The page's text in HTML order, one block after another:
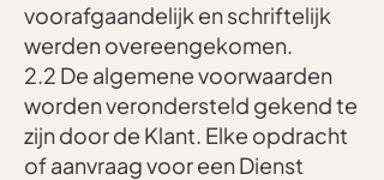
voorafgaandelijk en schriftelijk
werden overeengekomen.
2.2 De algemene voorwaarden
worden verondersteld gekend te
zijn door de Klant. Elke opdracht
of aanvraag voor een Dienst